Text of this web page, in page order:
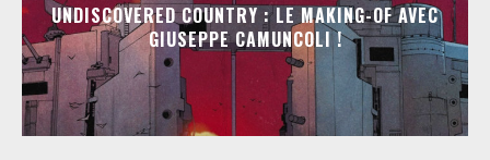
UNDISCOVERED COUNTRY : LE MAKING-OF AVEC
GIUSEPPE CAMUNCOLI !